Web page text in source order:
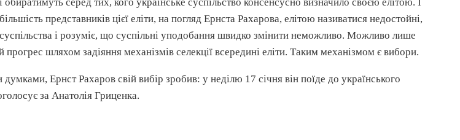
представників цієї еліти, на погляд ЕрнстаРахарова, елітою називатися недостойні,
і розуміє, що суспільні уподобання швидко змінити неможливо. Можливо лише
прогрес шляхомзадіяння механізмів селекції всередині еліти. Таким механізмом є вибори.
думками, ЕрнстРахаров свій вибір зробив: у неділю 17 січня він поїде доукраїнського
за АнатоліяГриценка.